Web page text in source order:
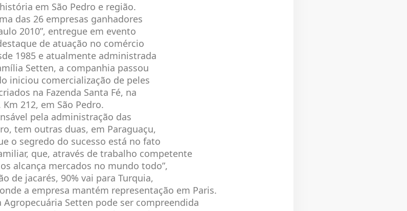
em São Pedro e região.
das 26 empresas ganhadores
2010”, entregue em evento
de atuação no comércio
1985 e atualmente administrada
Setten, a companhia passou
iniciou comercialização de peles
na Fazenda Santa Fé, na
212, em São Pedro.
pela administração das
tem outras duas, em Paraguaçu,
o segredo do sucesso está no fato
que, através de trabalho competente
alcança mercados no mundo todo”,
de jacarés, 90% vai para Turquia,
a empresa mantém representação em Paris.
Setten pode ser compreendida